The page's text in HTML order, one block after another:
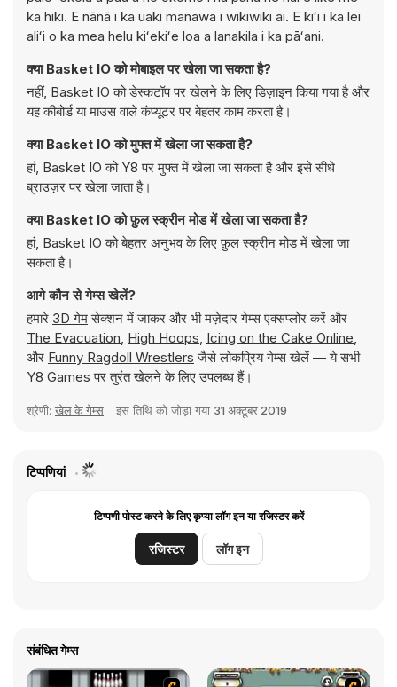
ka hiki. E nānā i ka uaki manawa i wikiwiki ai. E kiʻi i ka lei
aliʻi o ka mea helu kiʻekiʻe loa a lanakila i ka pāʻani.
क्या Basket IO को मोबाइल पर खेला जा सकता है?
नहीं, Basket IO को डेस्कटॉप पर खेलने के लिए डिज़ाइन किया गया है और
यह कीबोर्ड या माउस वाले कंप्यूटर पर बेहतर काम करता है।
क्या Basket IO को मुफ्त में खेला जा सकता है?
हां, Basket IO को Y8 पर मुफ्त में खेला जा सकता है और इसे सीधे
ब्राउज़र पर खेला जाता है।
क्या Basket IO को फ़ुल स्क्रीन मोड में खेला जा सकता है?
हां, Basket IO को बेहतर अनुभव के लिए फ़ुल स्क्रीन मोड में खेला जा
सकता है।
आगे कौन से गेम्स खेलें?
हमारे 3D गेमसेक्शन में जाकर और भी मज़ेदार गेम्स एक्सप्लोर करें और
The Evacuation, High Hoops, Icing on the Cake Online,
और Funny Ragdoll Wrestlers जैसे लोकप्रिय गेम्स खेलें — ये सभी
Y8 Games पर तुरंत खेलने के लिए उपलब्ध हैं।
श्रेणी: खेल के गेम्स इस तिथि को जोड़ा गया 31 अक्टूबर 2019
टिप्पणियां
टिप्पणी पोस्ट करने के लिए कृप्या लॉग इन या रजिस्टर करें
रजिस्टर लॉग इन
संबंधित गेम्स